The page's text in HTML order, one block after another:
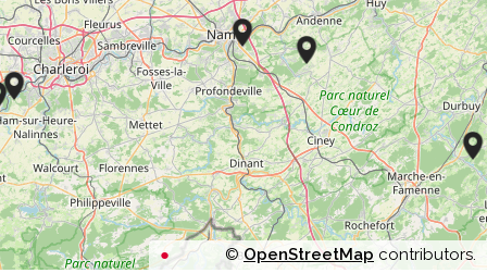
©OpenStreetMap contributors.